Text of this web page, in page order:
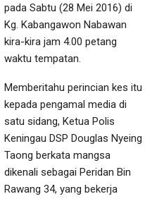
pada Sabtu (28 Mei 2016) di
Kg. Kabangawon Nabawan
kira-kira jam 4.00 petang
waktu tempatan.
Memberitahu perincian kes itu
kepada pengamal media di
satu sidang, Ketua Polis
Keningau DSP Douglas Nyeing
Taong berkata mangsa
dikenali sebagai Peridan Bin
Rawang 34, yang bekerja